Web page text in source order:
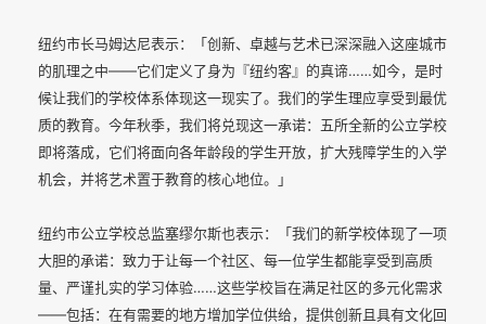
纽约市长马姆达尼表示：「创新、卓越与艺术已深深融入这座城市
的肌理之中——它们定义了身为『纽约客』的真谛……如今，是时
候让我们的学校体系体现这一现实了。我们的学生理应享受到最优
质的教育。今年秋季，我们将兑现这一承诺：五所全新的公立学校
即将落成，它们将面向各年龄段的学生开放，扩大残障学生的入学
机会，并将艺术置于教育的核心地位。」
纽约市公立学校总监塞缪尔斯也表示：「我们的新学校体现了一项
大胆的承诺：致力于让每一个社区、每一位学生都能享受到高质
量、严谨扎实的学习体验……这些学校旨在满足社区的多元化需求
——包括：在有需要的地方增加学位供给，提供创新且具有文化回